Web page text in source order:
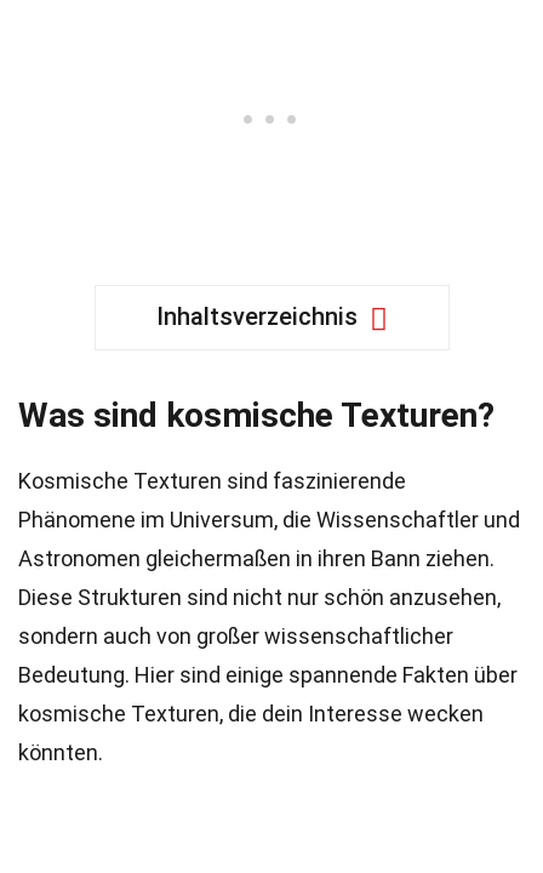
Inhaltsverzeichnis
Was sind kosmische Texturen?
Kosmische Texturen sind faszinierende
Phänomene im Universum, die Wissenschaftler und
Astronomen gleichermaßen in ihren Bann ziehen.
Diese Strukturen sind nicht nur schön anzusehen,
sondern auch von großer wissenschaftlicher
Bedeutung. Hier sind einige spannende Fakten über
kosmische Texturen, die dein Interesse wecken
könnten.